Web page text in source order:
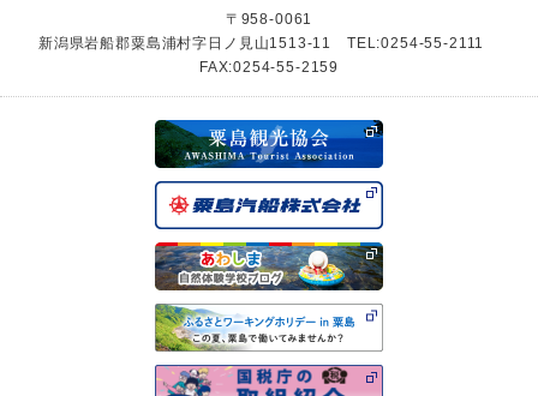
〒958-0061
新潟県岩船郡粟島浦村字日ノ見山1513-11 TEL:0254-55-2111
FAX:0254-55-2159